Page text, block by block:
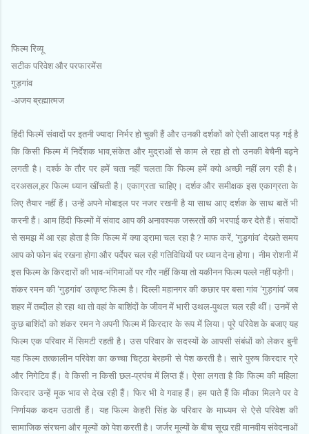
फिल्‍म रिव्‍यू
सटीक परिवेश और परफारमेंस
गुड़गांव
-अजय ब्रह्मात्‍मज
हिंदी फिल्‍में संवादों पर इतनी ज्‍यादा निर्भर हो चुकी हैं और उनकी दर्शकों को ऐसी आदत पड़ गई है
कि किसी फिल्‍म में निर्देशक भाव,संकेत और मुद्राओं से काम ले रहा हो तो उनकी बेचैनी बढ़ने
लगती है। दर्श्‍क के तौर पर हमें चता नहीं चलता कि फिल्‍म हमें क्‍यो अच्‍छी नहीं लग रही है।
दरअसल,हर फिल्‍म ध्‍यान खींचती है। एकाग्रता चाहिए। दर्शक्‍ और समीक्षक इस एकाग्रता के
लिए तैयार नहीं हैं। उन्‍हें अपने मोबाइल पर नजर रखनी है या साथ आए दर्शक के साथ बातें भी
करनी हैं। आम हिंदी फिल्‍मों में संवाद आप की अनावश्‍यक जरूरतों की भरपाई कर देते हैं। संवादों
से समझ में आ रहा होता है कि फिल्‍म में क्‍या ड्रामा चल रहा है? माफ करें, ‘गुड़गांव’ देखते समय
आप को फोन बंद रखना होगा और पर्देपर चल रही गतिविधियों पर ध्‍यान देना होगा। नीम रोशनी में
इस फिल्‍म के किरदारों की भाव-भंगिमाओं पर गौर नहीं किया तो यकीनन फिल्‍म पल्‍ले नहीं पड़ेगी।
शंकर रमन की ‘गुड़गांव’ उत्‍कृष्‍ट फिल्‍म है। दिल्‍ली महानगर की कछार पर बसा गांव ‘गुड़गांव’ जब
शहर में तब्‍दील हो रहा था तो वहां के बाशिंदों के जीवन में भारी उथल-पुथल चल रही थीं। उनमें से
कुछ बाशिंदों को शंकर रमन ने अपनी फिल्‍म में किरदार के रूप में लिया। पूरे परिवेश के बजाए यह
फिल्‍म एक परिवार में सिमटी रहती है। उस परिवार के सदस्‍यों के आपसी संबंधों को लेकर बुनी
यह फिल्‍म तत्‍कालीन परिवेश का कच्‍चा चिट्ठा बेरहमी से पेश करती है। सारे पुरुष किरदार ग्रे
और निगेटिव हैं। वे किसी न किसी छल-प्रपंच में लिप्‍त हैं। ऐसा लगता है कि फिल्‍म की महिला
किरदार उन्‍हें मूक भाव से देख रही हैं। फिर भी वे गवाह हैं। हम पाते हैं कि मौका मिलने पर वे
निर्णायक कदम उठाती हैं। यह फिल्‍म केहरी सिंह के परिवार के माध्‍यम से ऐसे परिवेश की
सामाजिक संरचना और मूल्‍यों को पेश करती है। जर्जर मूल्‍यों के बीच सूख रही मानवीय संवेदनाओं